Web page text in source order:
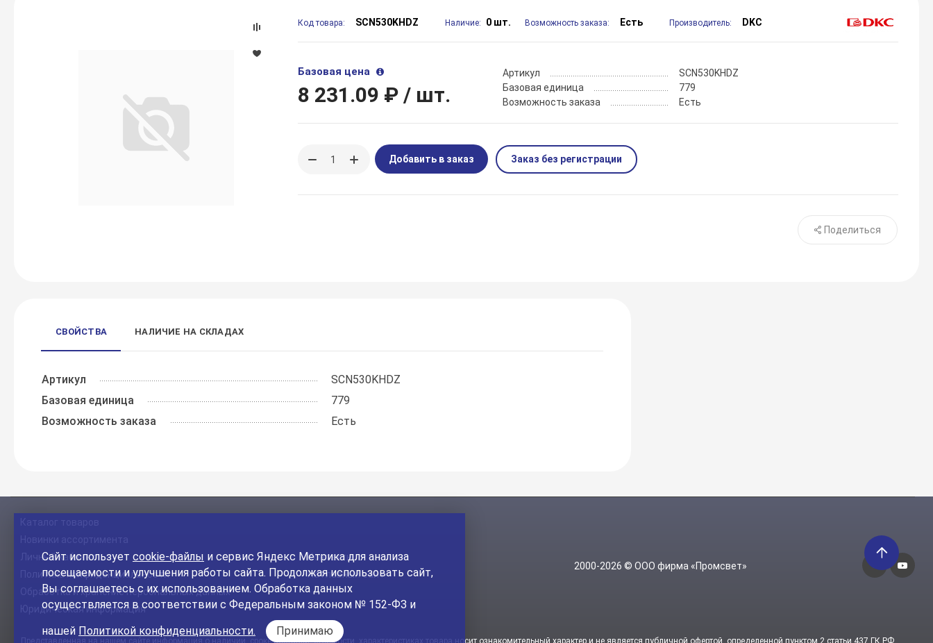
Код товара: SCN530KHDZ Наличие: 0 шт. Возможность заказа: Есть Производитель: DKC
Базовая цена
8 231.09 ₽ / шт.
Артикул
SCN530KHDZ
Базовая единица
779
Возможность заказа
Есть
Добавить в заказ Заказ без регистрации
Поделиться
СВОЙСТВА НАЛИЧИЕ НА СКЛАДАХ
Артикул
SCN530KHDZ
Базовая единица
779
Возможность заказа
Есть
Каталог товаров
Новинки ассортимента
Личный кабинет
Политика конфиденциальности
Обработка и хранение персональных данных
Юридическая информация
Контакты
На главный сайт
2000-2026 © ООО фирма «Промсвет»
Сайт использует cookie-файлы и сервис Яндекс Метрика для анализа
посещаемости и улучшения работы сайта. Продолжая использовать сайт,
Вы соглашаетесь с их использованием. Обработка данных
осуществляется в соответствии с Федеральным законом № 152-ФЗ и
нашей Политикой конфиденциальности. Принимаю